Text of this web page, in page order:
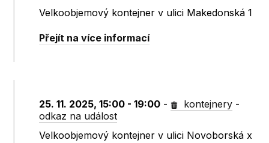
Velkoobjemový kontejner v ulici Makedonská 1
Přejít na více informací
25. 11. 2025, 15:00 - 19:00 - kontejnery -
odkaz na událost
Velkoobjemový kontejner v ulici Novoborská x